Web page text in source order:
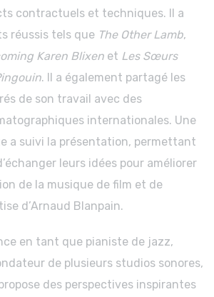
contractuels et techniques. Il a
réussis tels que The Other Lamb,
Karen Blixen et Les Sœurs
. Il a également partagé les
de son travail avec des
internationales. Une
a suivi la présentation, permettant
leurs idées pour améliorer
de la musique de film et de
d’Arnaud Blanpain.
en tant que pianiste de jazz,
de plusieurs studios sonores,
des perspectives inspirantes